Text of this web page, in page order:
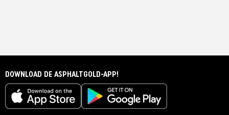
DOWNLOAD DE ASPHALTGOLD-APP!